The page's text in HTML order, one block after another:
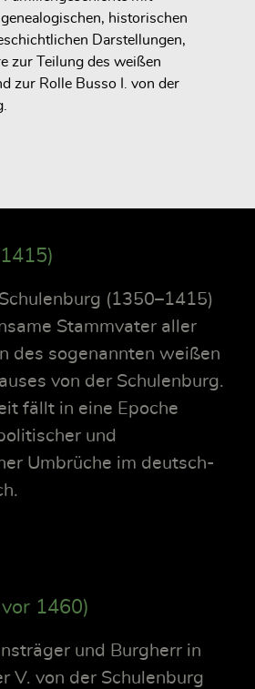
historischen
Darstellungen,
zur Teilung des weißen
zur Rolle Busso I. von der
XII. († 1625)
Busso I. von der Schulenburg (1396–1477)
(1350–1415)
Stammvater aller
des sogenannten weißen
von der Schulenburg.
fällt in eine Epoche
und
Umbrüche im deutsch-
1460)
und Burgherr in
V. von der Schulenburg